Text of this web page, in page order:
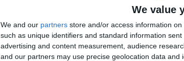
We value
We and our partners store and/or access information
such as unique identifiers and standard information
advertising and content measurement, audience
and our partners may use precise geolocation data